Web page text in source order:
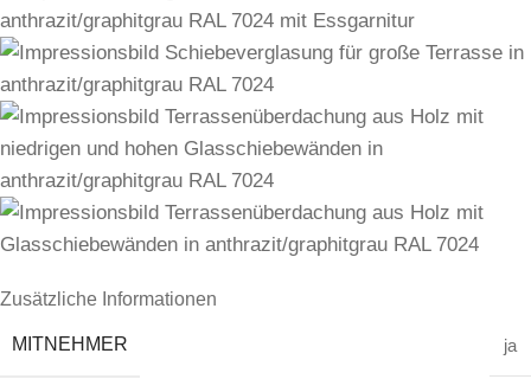
Zusätzliche Informationen
MITNEHMER ja